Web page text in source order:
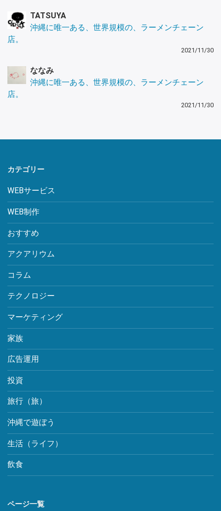
TATSUYA
沖縄に唯一ある、世界規模の、ラーメンチェーン
店。
2021/11/30
ななみ
沖縄に唯一ある、世界規模の、ラーメンチェーン
店。
2021/11/30
カテゴリー
WEBサービス
WEB制作
おすすめ
アクアリウム
コラム
テクノロジー
マーケティング
家族
広告運用
投資
旅行（旅）
沖縄で遊ぼう
生活（ライフ）
飲食
ページ一覧